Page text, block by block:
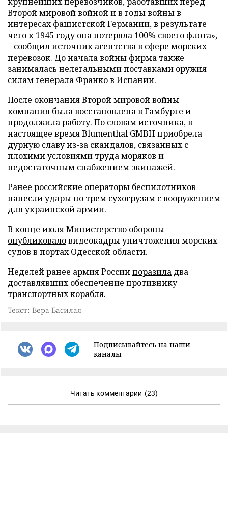
Второй мировой войной и в годы войны в
интересах фашистской Германии, в результате
чего к 1945 году она потеряла 100% своего флота»,
– сообщил источник агентства в сфере морских
перевозок. До начала войны фирма также
занималась нелегальными поставками оружия
силам генерала Франко в Испании.
После окончания Второй мировой войны
компания была восстановлена в Гамбурге и
продолжила работу. По словам источника, в
настоящее время Blumenthal GMBH приобрела
дурную славу из-за скандалов, связанных с
плохими условиями труда моряков и
недостаточным снабжением экипажей.
Ранее российские операторы беспилотников
нанеслиудары по трем сухогрузам с вооружением
для украинской армии.
В конце июля Министерство обороны
опубликоваловидеокадры уничтожения морских
судов в портах Одесской области.
Неделей ранее армия Россиипоразила два
доставлявших обеспечение противнику
транспортных корабля.
Текст: Вера Басилая
Подписывайтесь на наши
каналы
Читать комментарии (23)